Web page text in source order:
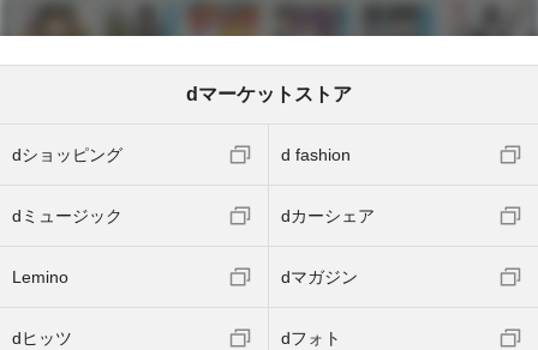
dマーケットストア
dショッピング d fashion
dミュージック dカーシェア
Lemino dマガジン
dヒッツ dフォト